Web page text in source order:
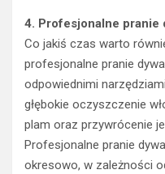
4. Profesjonalne pranie
Co jakiś czas warto
profesjonalne pranie
odpowiednimi
głębokie oczyszczenie
plam oraz przywrócenie
Profesjonalne pranie
okresowo, w zależności